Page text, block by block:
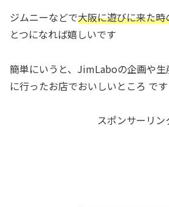
ジムニーなどで大阪に遊びに来た時
とつになれば嬉しいです
簡単にいうと、JimLaboの企画や生
に行ったお店でおいしいところ です
スポンサーリン